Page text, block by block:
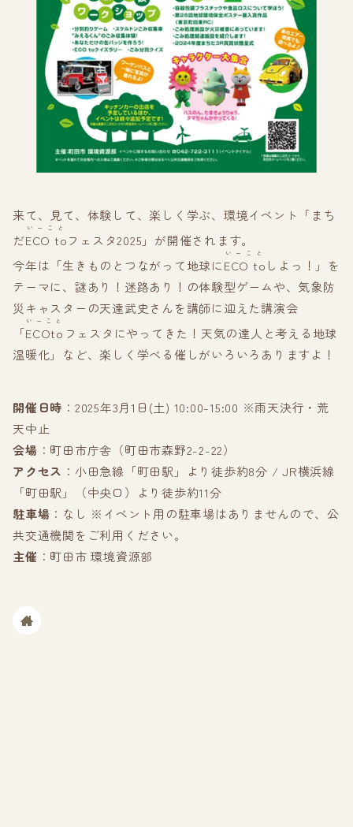
来て、見て、体験して、楽しく学ぶ、環境イベント「まち
だECO to
いーこと
フェスタ2025」が開催されます。
今年は「生きものとつながって地球にECO to
いーこと
しよっ！」を
テーマに、謎あり！迷路あり！の体験型ゲームや、気象防
災キャスターの天達武史さんを講師に迎えた講演会
「ECOto
いーこと
フェスタにやってきた！天気の達人と考える地球
温暖化」など、楽しく学べる催しがいろいろありますよ！
開催日時 ：2025年3月1日(土) 10:00-15:00 ※雨天決行・荒
天中止
会場 ：町田市庁舎（町田市森野2-2-22）
アクセス ：小田急線「町田駅」より徒歩約8分 / JR横浜線
「町田駅」（中央口）より徒歩約11分
駐車場 ：なし ※イベント用の駐車場はありませんので、公
共交通機関をご利用ください。
主催 ：町田市 環境資源部